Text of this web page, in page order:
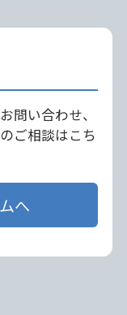
問い合わせ、
ご相談はこち
へ